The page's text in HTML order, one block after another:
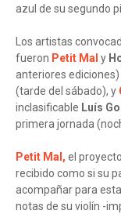
azul de su segundo
Los artistas
fueron Petit Mal y
anteriores
(tarde del sábado), y
inclasificable Luís
primera jornada
Petit Mal, el
recibido como si su
acompañar para
notas de su violín -